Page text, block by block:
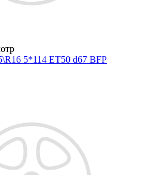
5*114 ET50 d67 BFP